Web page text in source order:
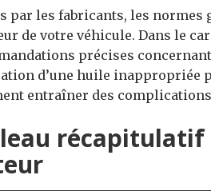
par les fabricants, les normes
de votre véhicule. Dans le
précises
d’une huile inappropriée
entraîner des
récapitulatif